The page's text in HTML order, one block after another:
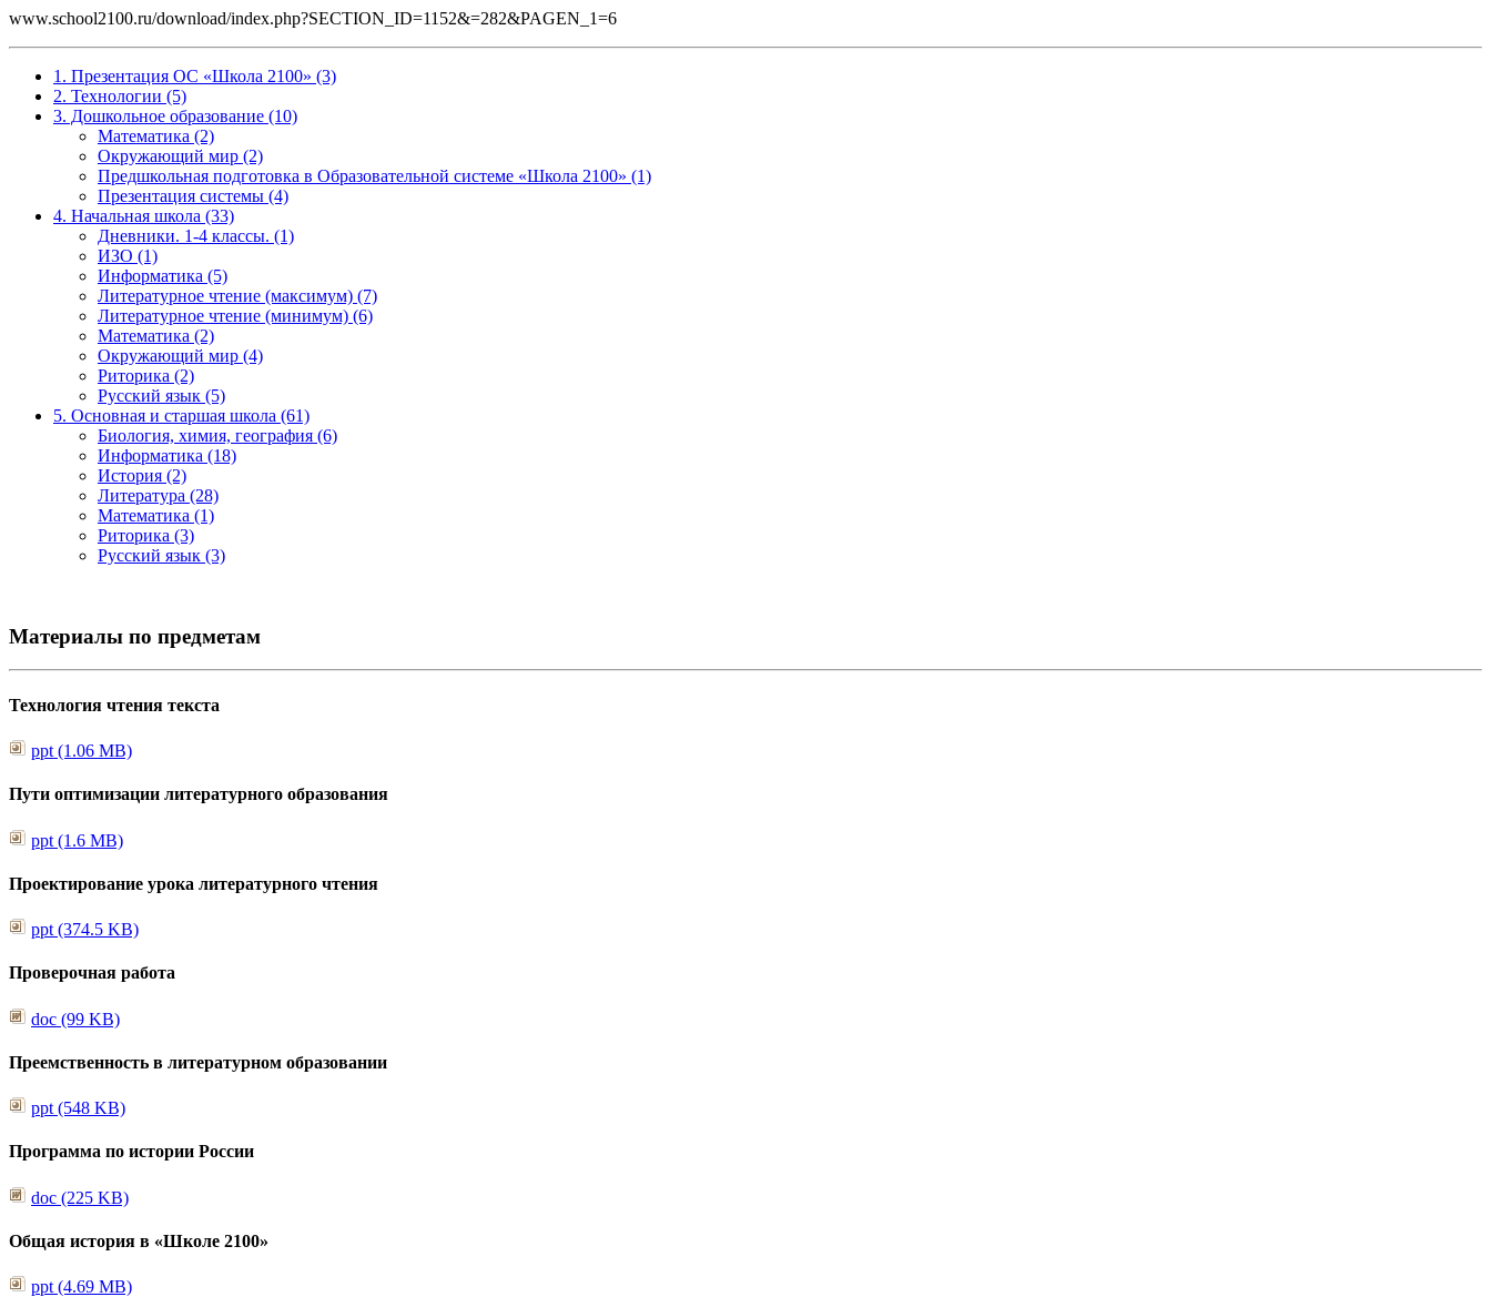
www.school2100.ru/download/index.php?SECTION_ID=1152&=282&PAGEN_1=6
1. Презентация ОС «Школа 2100» (3)
2. Технологии (5)
3. Дошкольное образование (10)
Математика (2)
Окружающий мир (2)
Предшкольная подготовка в Образовательной системе «Школа 2100» (1)
Презентация системы (4)
4. Начальная школа (33)
Дневники. 1-4 классы. (1)
ИЗО (1)
Информатика (5)
Литературное чтение (максимум) (7)
Литературное чтение (минимум) (6)
Математика (2)
Окружающий мир (4)
Риторика (2)
Русский язык (5)
5. Основная и старшая школа (61)
Биология, химия, география (6)
Информатика (18)
История (2)
Литература (28)
Математика (1)
Риторика (3)
Русский язык (3)
Материалы по предметам
Технология чтения текста
ppt (1.06 MB)
Пути оптимизации литературного образования
ppt (1.6 MB)
Проектирование урока литературного чтения
ppt (374.5 KB)
Проверочная работа
doc (99 KB)
Преемственность в литературном образовании
ppt (548 KB)
Программа по истории России
doc (225 KB)
Общая история в «Школе 2100»
ppt (4.69 MB)